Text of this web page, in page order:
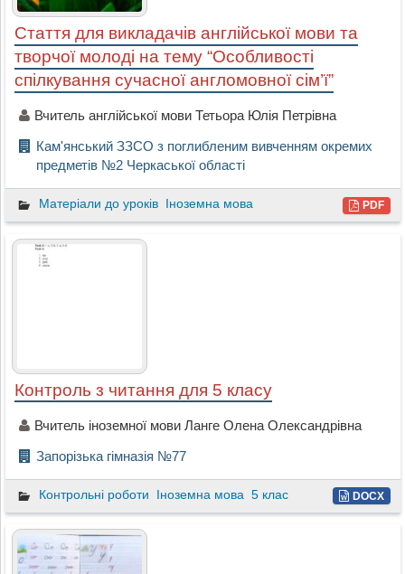
Стаття для викладачів англійської мови та
творчої молоді на тему “Особливості
спілкування сучасної англомовної сім’ї”
Вчитель англійської мови Тетьора Юлія Петрівна
Кам'янський ЗЗСО з поглибленим вивченням окремих
предметів №2 Черкаської області
Матеріали до уроків Іноземна мова PDF
Контроль з читання для 5 класу
Вчитель іноземної мови Ланге Олена Олександрівна
Запорізька гімназія №77
Контрольні роботи Іноземна мова 5 клас DOCX